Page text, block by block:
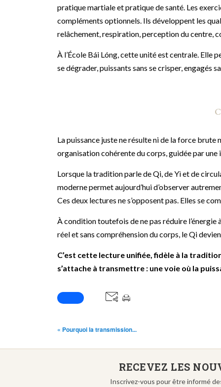
pratique martiale et pratique de santé. Les
compléments optionnels. Ils développent les
relâchement, respiration, perception du centre,
À l’École Bái Lóng, cette unité est centrale. Elle
se dégrader, puissants sans se crisper, engagés
La puissance juste ne résulte ni de la force brute
organisation cohérente du corps, guidée par
Lorsque la tradition parle de Qi, de Yì et de
moderne permet aujourd’hui d’observer
Ces deux lectures ne s’opposent pas. Elles se
À condition toutefois de ne pas réduire l’énergie
réel et sans compréhension du corps, le Qi
C’est cette lecture unifiée, fidèle à la
s’attache à transmettre : une voie où la
« Pourquoi la transmission...
RECEVEZ LES
Inscrivez-vous pour être informé